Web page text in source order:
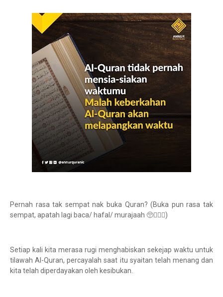
Pernah rasa tak sempat nak buka Quran? (Buka pun rasa tak
sempat, apatah lagi baca/ hafal/ murajaah 🥺🤦🏽‍♂️)
Setiap kali kita merasa rugi menghabiskan sekejap waktu untuk
tilawah Al-Quran, percayalah saat itu syaitan telah menang dan
kita telah diperdayakan oleh kesibukan.